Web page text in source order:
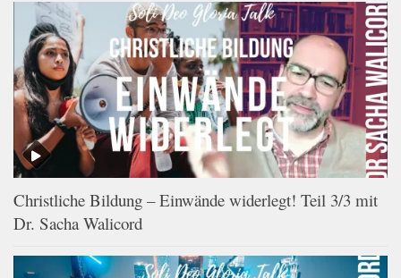
Christliche Bildung – Einwände widerlegt! Teil 3/3 mit
Dr. Sacha Walicord